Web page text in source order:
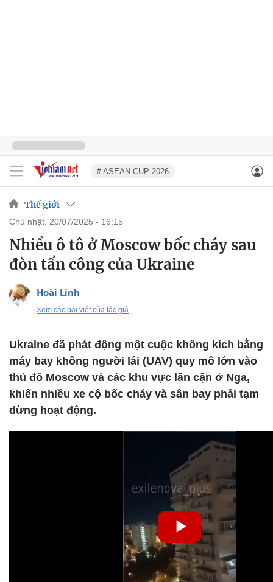
# ASEAN CUP 2026
Thế giới
chủ nhật, 20/07/2025 - 16:15
Nhiều ô tô ở Moscow bốc cháy sau
đòn tấn công của Ukraine
Hoài Linh
Xem các bài viết của tác giả
Ukraine đã phát động một cuộc không kích bằng
máy bay không người lái (UAV) quy mô lớn vào
thủ đô Moscow và các khu vực lân cận ở Nga,
khiến nhiều xe cộ bốc cháy và sân bay phải tạm
dừng hoạt động.